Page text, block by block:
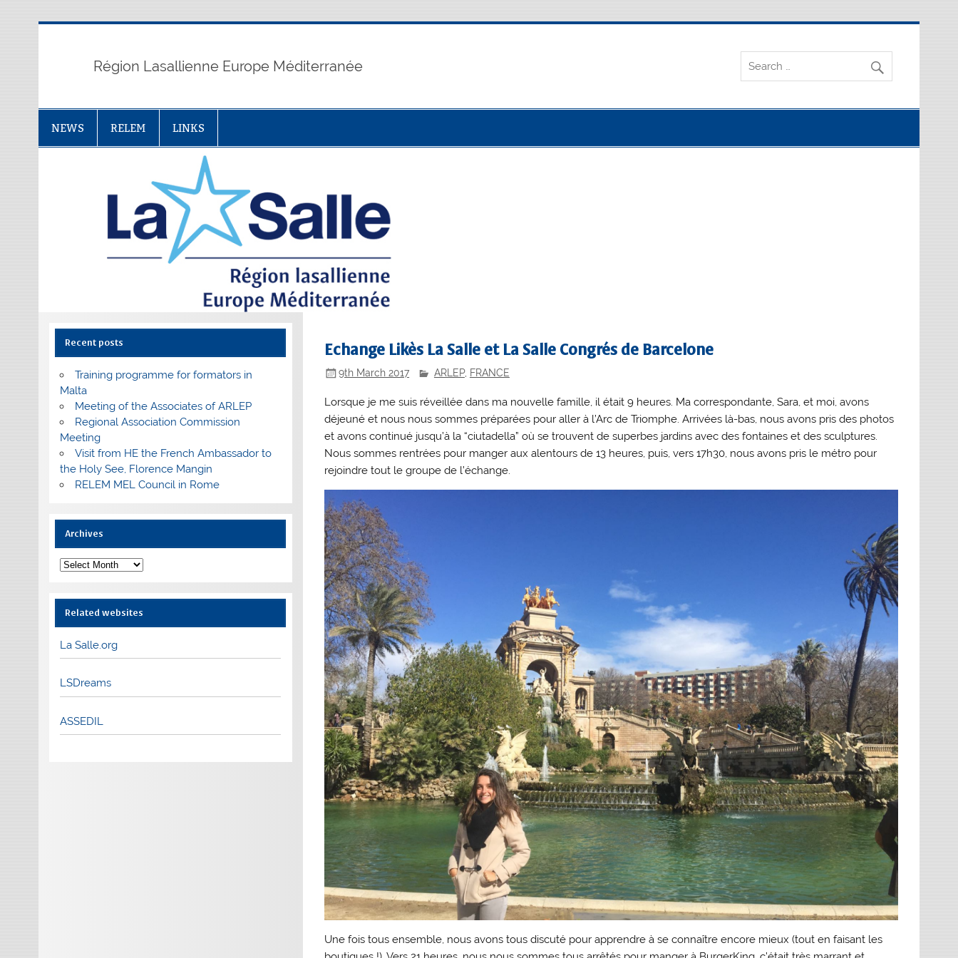
Région Lasallienne Europe Méditerranée
NEWS RELEM LINKS
Echange Likès La Salle et La Salle Congrés de Barcelone
9th March 2017 ARLEP, FRANCE
Lorsque je me suis réveillée dans ma nouvelle famille, il était 9 heures. Ma correspondante, Sara, et moi, avons
déjeuné et nous nous sommes préparées pour aller à l’Arc de Triomphe. Arrivées là-bas, nous avons pris des photos
et avons continué jusqu’à la “ciutadella” où se trouvent de superbes jardins avec des fontaines et des sculptures.
Nous sommes rentrées pour manger aux alentours de 13 heures, puis, vers 17h30, nous avons pris le métro pour
rejoindre tout le groupe de l’échange.
Une fois tous ensemble, nous avons tous discuté pour apprendre à se connaître encore mieux (tout en faisant les
Recent posts
Training programme for formators in
Malta
Meeting of the Associates of ARLEP
Regional Association Commission
Meeting
Visit from HE the French Ambassador to
the Holy See, Florence Mangin
RELEM MEL Council in Rome
Archives
Archives
Related websites
La Salle.org
LSDreams
ASSEDIL